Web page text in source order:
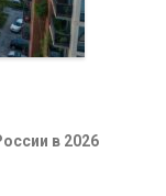
в 2026